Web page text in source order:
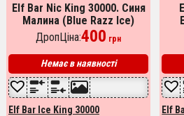
Elf Bar Nic King 30000. Синя
Малина (Blue Razz Ice)
ДропЦіна:400 грн
Немає в наявності
Elf Bar Ice King 30000 Elf